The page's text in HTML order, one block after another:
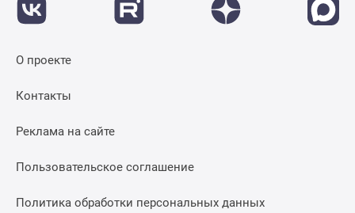
О проекте
Контакты
Реклама на сайте
Пользовательское соглашение
Политика обработки персональных данных